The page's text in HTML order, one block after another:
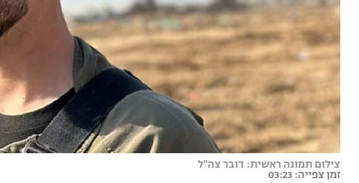
צילום תמונה ראשית: דובר צה"ל
זמן צפייה: 03:23